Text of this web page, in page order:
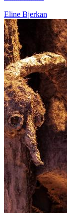
Eline Bjerkan